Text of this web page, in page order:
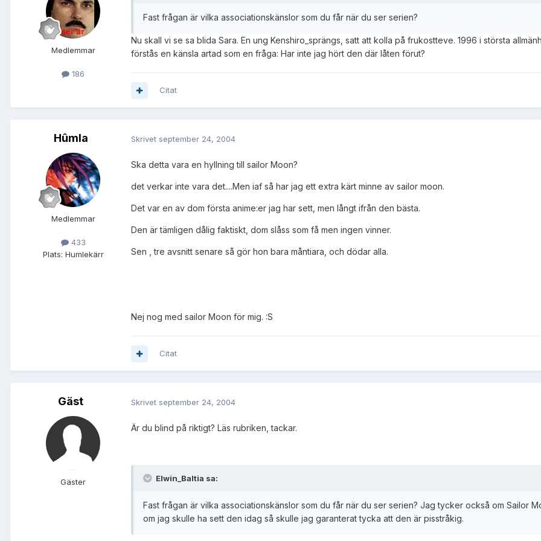
Medlemmar
186
Fast frågan är vilka associationskänslor som du får när du ser serien?
Nu skall vi se sa blida Sara. En ung Kenshiro_sprängs, satt att kolla på frukostteve. 1996 i största
förstås en känsla artad som en fråga: Har inte jag hört den där låten förut?
Citat
Hûmla
Medlemmar
433
Plats: Humlekärr
Skrivet september 24, 2004
Ska detta vara en hyllning till sailor Moon?
det verkar inte vara det....Men iaf så har jag ett extra kärt minne av sailor moon.
Det var en av dom första anime:er jag har sett, men långt ifrån den bästa.
Den är tämligen dålig faktiskt, dom slåss som få men ingen vinner.
Sen , tre avsnitt senare så gör hon bara måntiara, och dödar alla.
Nej nog med sailor Moon för mig. :S
Citat
Gäst
Gäster
Skrivet september 24, 2004
Är du blind på riktigt? Läs rubriken, tackar.
Elwin_Baltia sa:
Fast frågan är vilka associationskänslor som du får när du ser serien? Jag tycker också om Sailor
om jag skulle ha sett den idag så skulle jag garanterat tycka att den är pisstråkig.